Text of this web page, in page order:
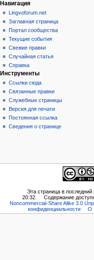
Навигация
Lingvoforum.net
Заглавная страница
Портал сообщества
Текущие события
Свежие правки
Случайная статья
Справка
Инструменты
Ссылки сюда
Связанные правки
Служебные страницы
Версия для печати
Постоянная ссылка
Сведения о странице
Эта страница в
20:32.
Содержание
Noncommercial-Share Alike 3.0
конфиденциальности
О